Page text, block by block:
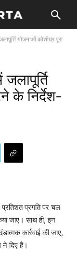
योजनाओं कोशीघ्र पूरा
के निर्देश-
प्रगति पर चल
जाए। साथ ही, इन
कार्रवाई की जाए,
ने दिए हैं।